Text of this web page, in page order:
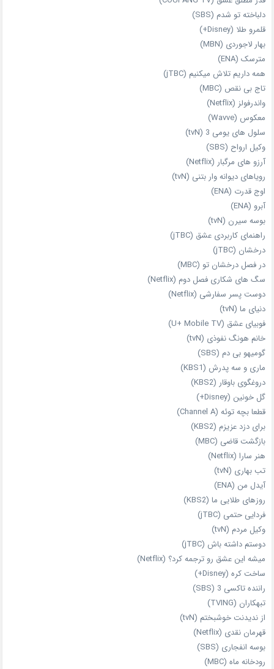
دلباخته تو شدم (SBS)
قلمرو طلا (Disney+)
بهار لاجوردی (MBN)
مترسک (ENA)
همه داریم تلاش میکنیم (jTBC)
تاج بی‌ نقص (MBC)
واندرفولز (Netflix)
معکوس (Wavve)
سلول های یومی 3 (tvN)
وکیل ارواح (SBS)
آرزو های مرگبار (Netflix)
رویاهای دیوانه‌ وار بتنی (tvN)
اوج قدرت (ENA)
آبرو (ENA)
بوسه سیرن (tvN)
راهنمای کاربردی عشق (jTBC)
درخشان (jTBC)
در فصل درخشان تو (MBC)
سگ های شکاری فصل دوم (Netflix)
دوست‌ پسر سفارشی (Netflix)
دنیای ما (tvN)
فوبیای عشق (U+ Mobile TV)
خانم هونگ نفوذی (tvN)
گومیهو بی دم (SBS)
ماری و سه پدرش (KBS1)
دروغگوی باوقار (KBS2)
گل خونین (Disney+)
قطعا بچه توئه (Channel A)
برای دزد عزیزم (KBS2)
بازگشت قاضی (MBC)
هنر سارا (Netflix)
تب بهاری (tvN)
آیدل من (ENA)
روزهای طلایی ما (KBS2)
فردایی حتمی (jTBC)
وکیل مردم (tvN)
دوستم داشته باش (jTBC)
میشه این عشق رو ترجمه کرد؟ (Netflix)
ساخت کره (Disney+)
راننده تاکسی 3 (SBS)
تبهکاران (TVING)
از ندیدنت خوشبختم (tvN)
قهرمان نقدی (Netflix)
بوسه انفجاری (SBS)
رودخانه ماه (MBC)